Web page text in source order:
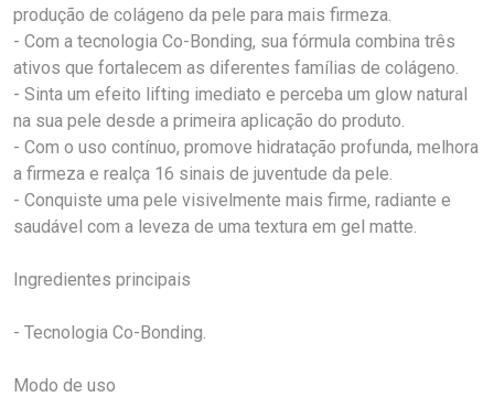
produção de colágeno da pele para mais firmeza.
- Com a tecnologia Co-Bonding, sua fórmula combina três
ativos que fortalecem as diferentes famílias de colágeno.
- Sinta um efeito lifting imediato e perceba um glow natural
na sua pele desde a primeira aplicação do produto.
- Com o uso contínuo, promove hidratação profunda, melhora
a firmeza e realça 16 sinais de juventude da pele.
- Conquiste uma pele visivelmente mais firme, radiante e
saudável com a leveza de uma textura em gel matte.
Ingredientes principais
- Tecnologia Co-Bonding.
Modo de uso